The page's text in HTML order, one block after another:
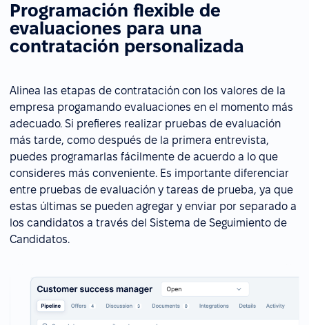
Programación flexible de
evaluaciones para una
contratación personalizada
Alinea las etapas de contratación con los valores de la
empresa progamando evaluaciones en el momento más
adecuado. Si prefieres realizar pruebas de evaluación
más tarde, como después de la primera entrevista,
puedes programarlas fácilmente de acuerdo a lo que
consideres más conveniente. Es importante diferenciar
entre pruebas de evaluación y tareas de prueba, ya que
estas últimas se pueden agregar y enviar por separado a
los candidatos a través del Sistema de Seguimiento de
Candidatos.